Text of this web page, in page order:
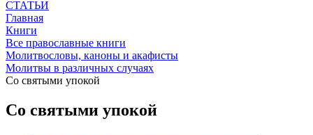
СТАТЬИ
Главная
Книги
Все православные книги
Молитвословы, каноны и акафисты
Молитвы в различных случаях
Со святыми упокой
Со святыми упокой